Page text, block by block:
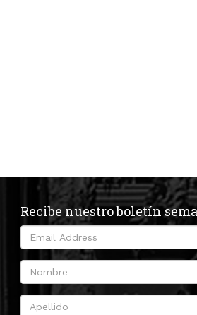
Recibe nuestro boletín